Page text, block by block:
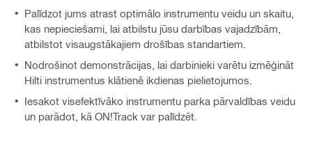
Palīdzot jums atrast optimālo instrumentu veidu un skaitu,
kas nepieciešami, lai atbilstu jūsu darbības vajadzībām,
atbilstot visaugstākajiem drošības standartiem.
Nodrošinot demonstrācijas, lai darbinieki varētu izmēģināt
Hilti instrumentus klātienē ikdienas pielietojumos.
Iesakot visefektīvāko instrumentu parka pārvaldības veidu
un parādot, kā ON!Track var palīdzēt.